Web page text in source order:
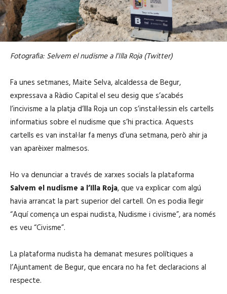
Fotografia: Selvem el nudisme a l’Illa Roja (Twitter)
Fa unes setmanes, Maite Selva, alcaldessa de Begur,
expressava a Ràdio Capital el seu desig que s’acabés
l’incivisme a la platja d’Illa Roja un cop s’instal·lessin els cartells
informatius sobre el nudisme que s’hi practica. Aquests
cartells es van instal·lar fa menys d’una setmana, però ahir ja
van aparèixer malmesos.
Ho va denunciar a través de xarxes socials la plataforma
Salvem el nudisme a l’Illa Roja, que va explicar com algú
havia arrancat la part superior del cartell. On es podia llegir
“Aquí comença un espai nudista, Nudisme i civisme”, ara només
es veu “Civisme”.
La plataforma nudista ha demanat mesures polítiques a
l’Ajuntament de Begur, que encara no ha fet declaracions al
respecte.